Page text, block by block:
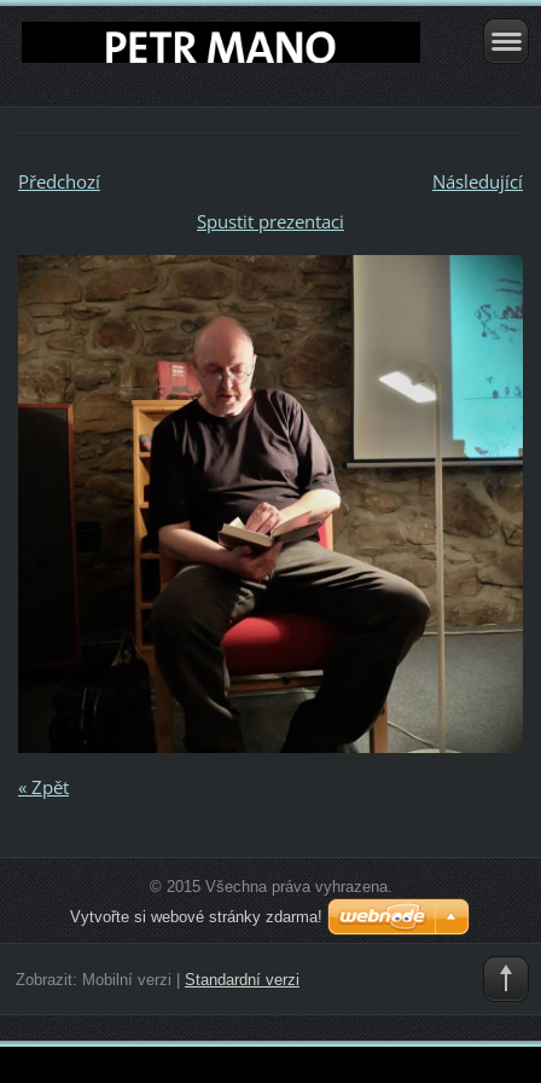
Předchozí
Následující
Spustit prezentaci
« Zpět
© 2015 Všechna práva vyhrazena.
Vytvořte si webové stránky zdarma!
Zobrazit: Mobilní verzi Standardní verzi